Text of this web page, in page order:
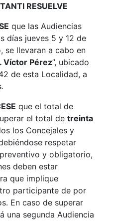
RESUELVE
que las Audiencias
días jueves 5 y 12 de
se llevaran a cabo en
Víctor Pérez”, ubicado
de esta Localidad, a
que el total de
el total de treinta
los Concejales y
respetar
y obligatorio,
deben estar
que implique
participante de por
En caso de superar
una segunda Audiencia